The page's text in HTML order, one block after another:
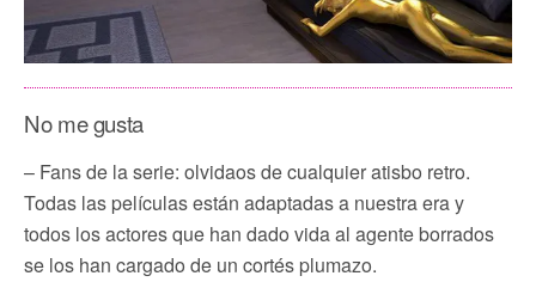
No me gusta
– Fans de la serie: olvidaos de cualquier atisbo retro.
Todas las películas están adaptadas a nuestra era y
todos los actores que han dado vida al agente borrados
se los han cargado de un cortés plumazo.